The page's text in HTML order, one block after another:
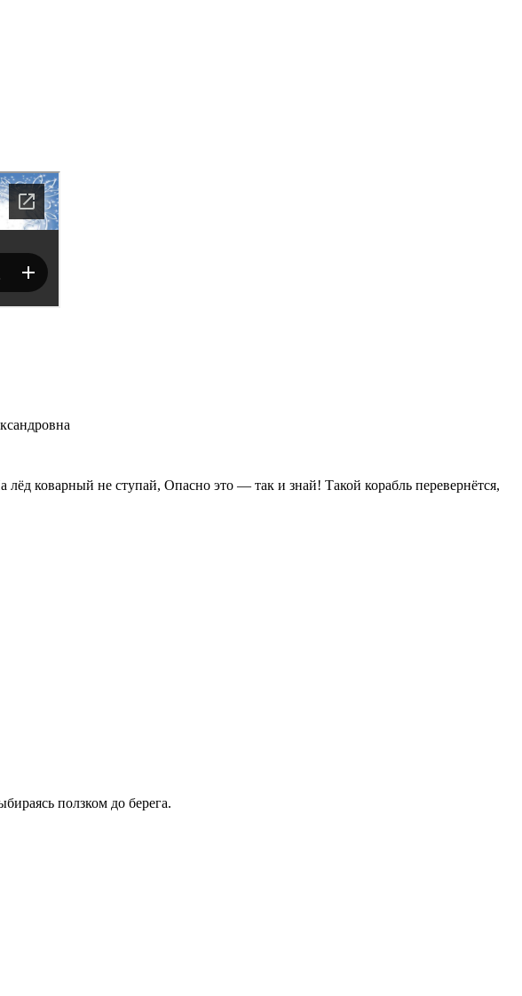
коварный не ступай, Опасно это — так и знай! Такой корабль перевернётся,
ползком до берега.